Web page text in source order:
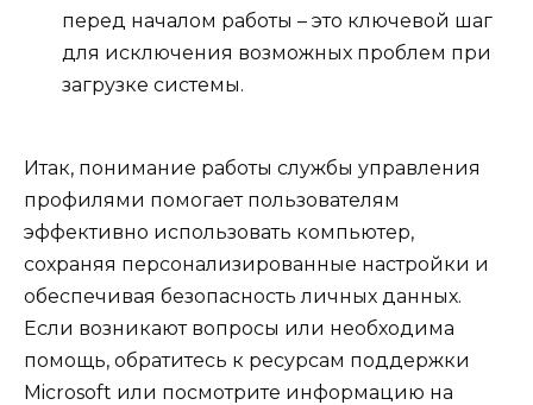
перед началом работы – это ключевой шаг
для исключения возможных проблем при
загрузке системы.
Итак, понимание работы службы управления
профилями помогает пользователям
эффективно использовать компьютер,
сохраняя персонализированные настройки и
обеспечивая безопасность личных данных.
Если возникают вопросы или необходима
помощь, обратитесь к ресурсам поддержки
Microsoft или посмотрите информацию на